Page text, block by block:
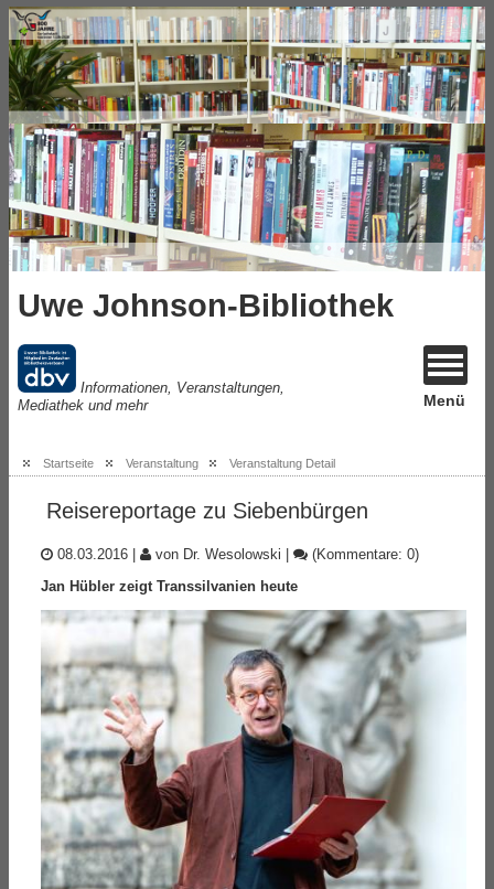
Uwe Johnson-Bibliothek
Informationen, Veranstaltungen,
Mediathek und mehr
Menü
Startseite Veranstaltung Veranstaltung Detail
Reisereportage zu Siebenbürgen
08.03.2016 | von Dr. Wesolowski |
(Kommentare: 0)
Jan Hübler zeigt Transsilvanien heute